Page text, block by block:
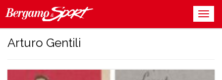
Arturo Gentili